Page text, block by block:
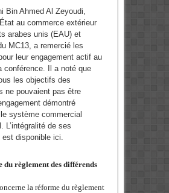
Bin Ahmed Al Zeyoudi,
au commerce extérieur
arabes unis (EAU) et
MC13, a remercié les
leur engagement actif au
conférence. Il a noté que
les objectifs des
ne pouvaient pas être
démontré
système commercial
L’intégralité de ses
est disponible ici.
du règlement des différends
la réforme du règlement